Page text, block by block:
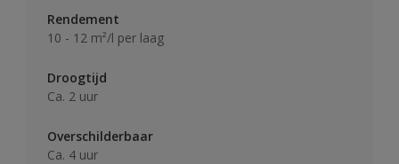
Rendement
10 - 12 m²/l per laag
Droogtijd
Ca. 2 uur
Overschilderbaar
Ca. 4 uur